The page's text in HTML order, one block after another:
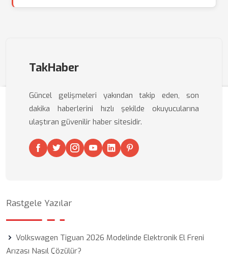
TakHaber
Güncel gelişmeleri yakından takip eden, son
dakika haberlerini hızlı şekilde okuyucularına
ulaştıran güvenilir haber sitesidir.
Rastgele Yazılar
Volkswagen Tiguan 2026 Modelinde Elektronik El Freni
Arızası Nasıl Çözülür?